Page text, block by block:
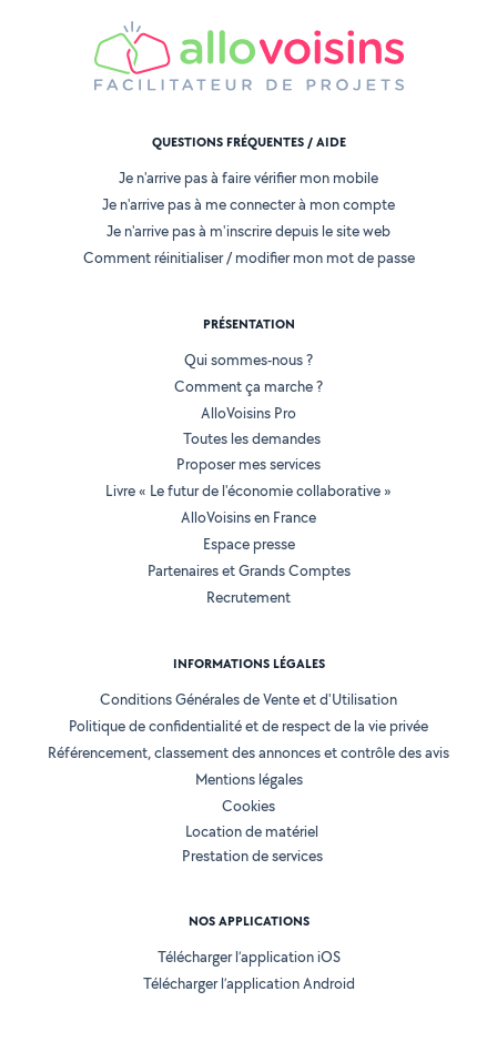
QUESTIONS FRÉQUENTES / AIDE
Je n'arrive pas à faire vérifier mon mobile
Je n'arrive pas à me connecter à mon compte
Je n'arrive pas à m'inscrire depuis le site web
Comment réinitialiser / modifier mon mot de passe
PRÉSENTATION
Qui sommes-nous ?
Comment ça marche ?
AlloVoisins Pro
Toutes les demandes
Proposer mes services
Livre « Le futur de l'économie collaborative »
AlloVoisins en France
Espace presse
Partenaires et Grands Comptes
Recrutement
INFORMATIONS LÉGALES
Conditions Générales de Vente et d'Utilisation
Politique de confidentialité et de respect de la vie privée
Référencement, classement des annonces et contrôle des avis
Mentions légales
Cookies
Location de matériel
Prestation de services
NOS APPLICATIONS
Télécharger l’application iOS
Télécharger l’application Android